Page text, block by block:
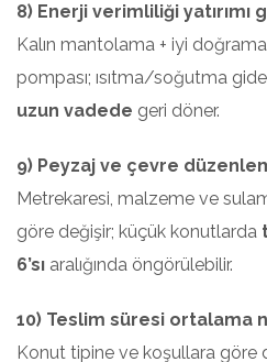
8) Enerji verimliliği yatırımı
Kalın mantolama + iyi
pompası; ısıtma/soğutma
uzun vadede geri döner.
9) Peyzaj ve çevre
Metrekaresi, malzeme ve
göre değişir; küçük konutlarda
6’sı aralığında öngörülebilir.
10) Teslim süresi ortalama
Konut tipine ve koşullara göre